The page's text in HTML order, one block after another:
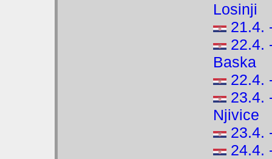
Losinji
21.4.
22.4.
Baska
22.4.
23.4.
Njivice
23.4.
24.4.